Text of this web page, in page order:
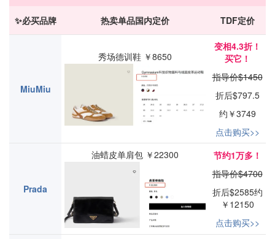
✨必买品牌 热卖单品国内定价 TDF定价
MiuMiu
秀场德训鞋 ￥8650
变相4.3折！
买它！
指导价$1450
折后$797.5
约￥3749
点击购买>>
Prada
油蜡皮单肩包 ￥22300
节约1万多！
指导价$4700
折后$2585约
￥12150
点击购买>>